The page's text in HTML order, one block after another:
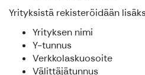
Yrityksistä rekisteröidään
Yrityksen nimi
Y-tunnus
Verkkolaskuosoite
Välittäjätunnus